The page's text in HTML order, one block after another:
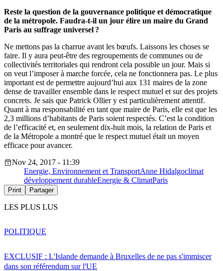
Reste la question de la gouvernance politique et démocratique
de la métropole. Faudra-t-il un jour élire un maire du Grand
Paris au suffrage universel ?
Ne mettons pas la charrue avant les bœufs. Laissons les choses se
faire. Il y aura peut-être des regroupements de communes ou de
collectivités territoriales qui rendront cela possible un jour. Mais si
on veut l’imposer à marche forcée, cela ne fonctionnera pas. Le plus
important est de permettre aujourd’hui aux 131 maires de la zone
dense de travailler ensemble dans le respect mutuel et sur des projets
concrets. Je sais que Patrick Ollier y est particulièrement attentif.
Quant à ma responsabilité en tant que maire de Paris, elle est que les
2,3 millions d’habitants de Paris soient respectés. C’est la condition
de l’efficacité et, en seulement dix-huit mois, la relation de Paris et
de la Métropole a montré que le respect mutuel était un moyen
efficace pour avancer.
Nov 24, 2017 - 11:39
Energie, Environnement et TransportAnne Hidalgoclimat
développement durableEnergie & ClimatParis
Print Partager
LES PLUS LUS
EXCLUSIF : L'Islande demande à Bruxelles de ne pas s'immiscer
dans son référendum sur l'UE
POLITIQUE